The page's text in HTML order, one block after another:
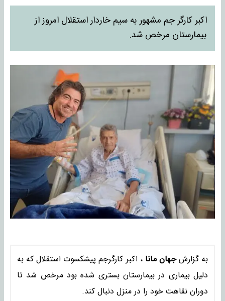
اکبر کارگر جم مشهور به سیم خاردار استقلال امروز از
بیمارستان مرخص شد.
به گزارشجهان مانا، اکبر کارگرجم پیشکسوت استقلال که به
دلیل بیماری در بیمارستان بستری شده بود مرخص شد تا
دوران نقاهت خود را در منزل دنبال کند.